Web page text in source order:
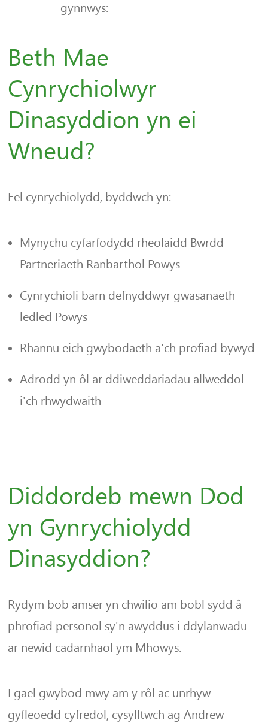
gynnwys:
Beth Mae
Cynrychiolwyr
Dinasyddion yn ei
Wneud?
Fel cynrychiolydd, byddwch yn:
Mynychu cyfarfodydd rheolaidd Bwrdd
Partneriaeth Ranbarthol Powys
Cynrychioli barn defnyddwyr gwasanaeth
ledled Powys
Rhannu eich gwybodaeth a'ch profiad bywyd
Adrodd yn ôl ar ddiweddariadau allweddol
i'ch rhwydwaith
Diddordeb mewn Dod
yn Gynrychiolydd
Dinasyddion?
Rydym bob amser yn chwilio am bobl sydd â
phrofiad personol sy'n awyddus i ddylanwadu
ar newid cadarnhaol ym Mhowys.
I gael gwybod mwy am y rôl ac unrhyw
gyfleoedd cyfredol, cysylltwch ag Andrew